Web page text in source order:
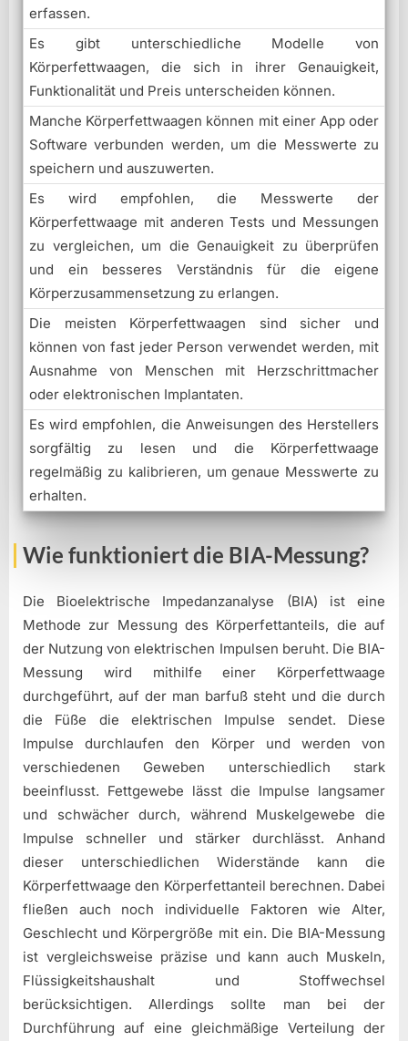
erfassen.
Es gibt unterschiedliche Modelle von
Körperfettwaagen, die sich in ihrer Genauigkeit,
Funktionalität und Preis unterscheiden können.
Manche Körperfettwaagen können mit einer App oder
Software verbunden werden, um die Messwerte zu
speichern und auszuwerten.
Es wird empfohlen, die Messwerte der
Körperfettwaage mit anderen Tests und Messungen
zu vergleichen, um die Genauigkeit zu überprüfen
und ein besseres Verständnis für die eigene
Körperzusammensetzung zu erlangen.
Die meisten Körperfettwaagen sind sicher und
können von fast jeder Person verwendet werden, mit
Ausnahme von Menschen mit Herzschrittmacher
oder elektronischen Implantaten.
Es wird empfohlen, die Anweisungen des Herstellers
sorgfältig zu lesen und die Körperfettwaage
regelmäßig zu kalibrieren, um genaue Messwerte zu
erhalten.
Wie funktioniert die BIA-Messung?
Die Bioelektrische Impedanzanalyse (BIA) ist eine
Methode zur Messung des Körperfettanteils, die auf
der Nutzung von elektrischen Impulsen beruht. Die BIA-
Messung wird mithilfe einer Körperfettwaage
durchgeführt, auf der man barfuß steht und die durch
die Füße die elektrischen Impulse sendet. Diese
Impulse durchlaufen den Körper und werden von
verschiedenen Geweben unterschiedlich stark
beeinflusst. Fettgewebe lässt die Impulse langsamer
und schwächer durch, während Muskelgewebe die
Impulse schneller und stärker durchlässt. Anhand
dieser unterschiedlichen Widerstände kann die
Körperfettwaage den Körperfettanteil berechnen. Dabei
fließen auch noch individuelle Faktoren wie Alter,
Geschlecht und Körpergröße mit ein. Die BIA-Messung
ist vergleichsweise präzise und kann auch Muskeln,
Flüssigkeitshaushalt und Stoffwechsel
berücksichtigen. Allerdings sollte man bei der
Durchführung auf eine gleichmäßige Verteilung der